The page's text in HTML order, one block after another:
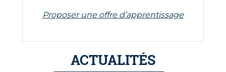
Proposer une offre d’apprentissage
ACTUALITÉS